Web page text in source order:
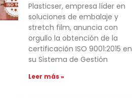
Plasticser, empresa líder en
soluciones de embalaje y
stretch film, anuncia con
orgullo la obtención de la
certificación ISO 9001:2015 en
su Sistema de Gestión
Leer más »